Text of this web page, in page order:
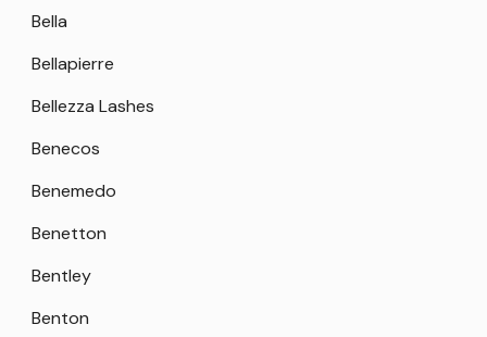
Bella
Bellapierre
Bellezza Lashes
Benecos
Benemedo
Benetton
Bentley
Benton